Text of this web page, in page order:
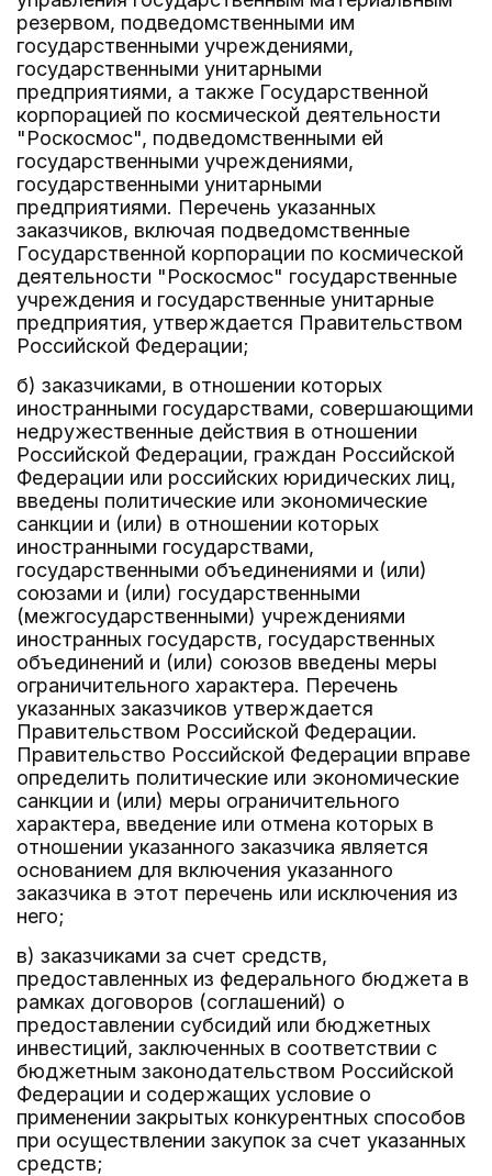
резервом, подведомственными им
государственными учреждениями,
государственными унитарными
предприятиями, а также Государственной
корпорацией по космической деятельности
"Роскосмос", подведомственными ей
государственными учреждениями,
государственными унитарными
предприятиями. Перечень указанных
заказчиков, включая подведомственные
Государственной корпорации по космической
деятельности "Роскосмос" государственные
учреждения и государственные унитарные
предприятия, утверждается Правительством
Российской Федерации;
б) заказчиками, в отношении которых
иностранными государствами, совершающими
недружественные действия в отношении
Российской Федерации, граждан Российской
Федерации или российских юридических лиц,
введены политические или экономические
санкции и (или) в отношении которых
иностранными государствами,
государственными объединениями и (или)
союзами и (или) государственными
(межгосударственными) учреждениями
иностранных государств, государственных
объединений и (или) союзов введены меры
ограничительного характера. Перечень
указанных заказчиков утверждается
Правительством Российской Федерации.
Правительство Российской Федерации вправе
определить политические или экономические
санкции и (или) меры ограничительного
характера, введение или отмена которых в
отношении указанного заказчика является
основанием для включения указанного
заказчика в этот перечень или исключения из
него;
в) заказчиками за счет средств,
предоставленных из федерального бюджета в
рамках договоров (соглашений) о
предоставлении субсидий или бюджетных
инвестиций, заключенных в соответствии с
бюджетным законодательством Российской
Федерации и содержащих условие о
применении закрытых конкурентных способов
при осуществлении закупок за счет указанных
средств;